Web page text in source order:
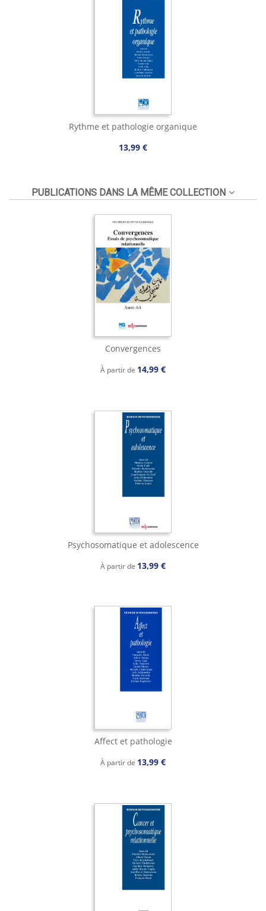
Rythme et pathologie organique
13,99 €
PUBLICATIONS DANS LA MÊME COLLECTION
Convergences
À partir de 14,99 €
Psychosomatique et adolescence
À partir de 13,99 €
Affect et pathologie
À partir de 13,99 €